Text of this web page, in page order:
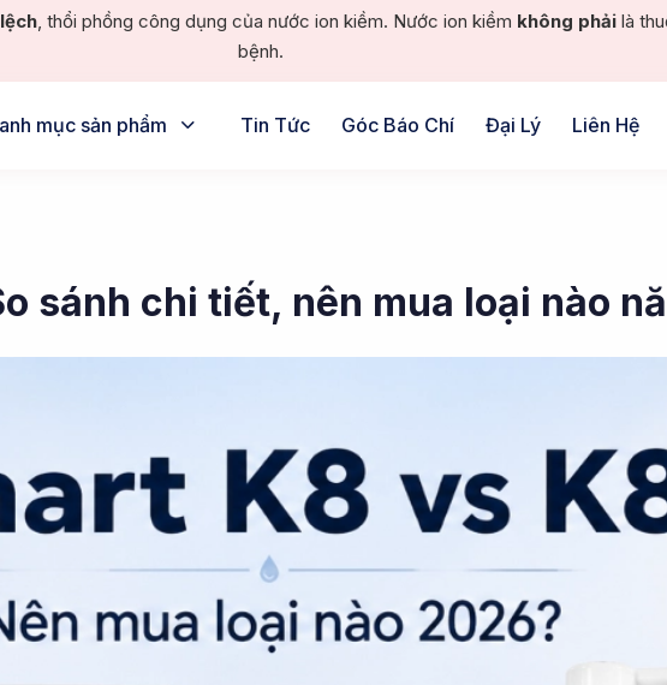
, thổi phồng công dụng của nước ion kiềm. Nước ion kiềm không phải là
bệnh.
mục sản phẩm Tin Tức Góc Báo Chí Đại Lý Liên Hệ
sánh chi tiết, nên mua loại nào